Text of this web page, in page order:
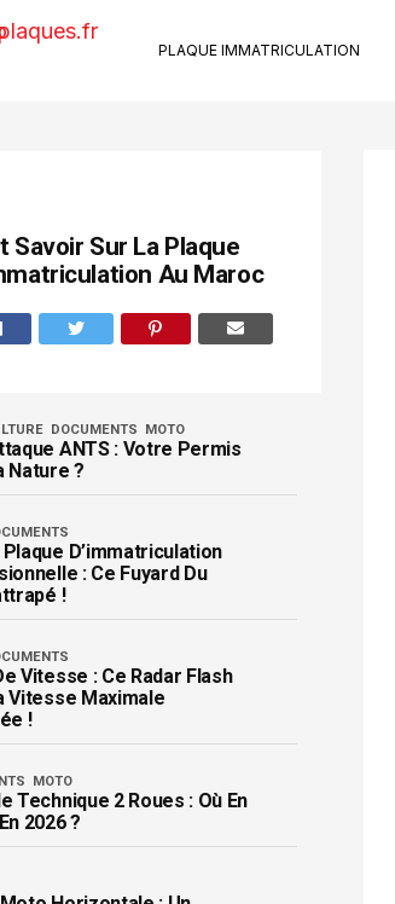
PLAQUE IMMATRICULATION
Savoir Sur La Plaque
Au Maroc
DOCUMENTS MOTO
ANTS : Votre Permis
Nature ?
D’immatriculation
: Ce Fuyard Du
!
Vitesse : Ce Radar Flash
Vitesse Maximale
!
MOTO
Technique 2 Roues : Où En
2026 ?